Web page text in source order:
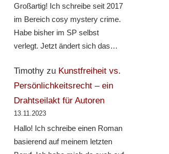
Großartig! Ich schreibe seit 2017
im Bereich cosy mystery crime.
Habe bisher im SP selbst
verlegt. Jetzt ändert sich das…
Timothy zu Kunstfreiheit vs.
Persönlichkeitsrecht – ein
Drahtseilakt für Autoren
13.11.2023
Hallo! Ich schreibe einen Roman
basierend auf meinem letzten